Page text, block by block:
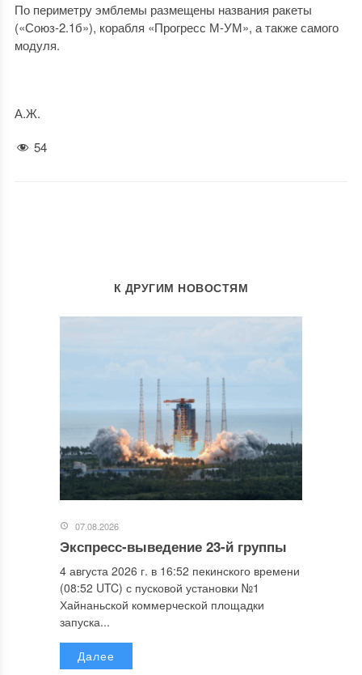
По периметру эмблемы размещены названия ракеты
(«Союз-2.1б»), корабля «Прогресс М-УМ», а также самого
модуля.
А.Ж.
54
К ДРУГИМ НОВОСТЯМ
07.08.2026
Экспресс-выведение 23-й группы
4 августа 2026 г. в 16:52 пекинского времени
(08:52 UTC) с пусковой установки №1
Хайнаньской коммерческой площадки
запуска...
Далее